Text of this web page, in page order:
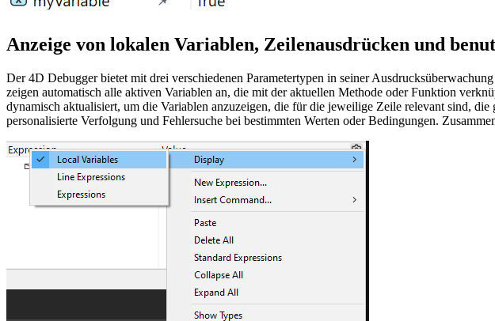
Anzeige von lokalen Variablen, Zeilenausdrücken und
Der 4D Debugger bietet mit drei verschiedenen Parametertypen in seiner
zeigen automatisch alle aktiven Variablen an, die mit der aktuellen Methode oder Funktion
dynamisch aktualisiert, um die Variablen anzuzeigen, die für die jeweilige Zeile relevant sind,
personalisierte Verfolgung und Fehlersuche bei bestimmten Werten oder Bedingungen.